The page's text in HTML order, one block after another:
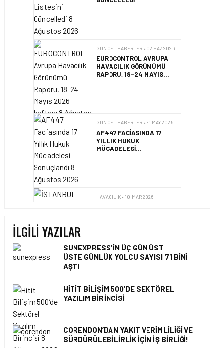
HAVACILIK GÖRÜNÜMÜ
RAPORU, 18-24 MAYIS
2026 HAFTASI
AF447 FACIASINDA 17
YILLIK HUKUK
MÜCADELESI
SONUÇLANDI
DEVLERI GÖKYÜZÜNDE
YARIŞIYOR
GÜNCEL HABERLER • 22 TEM 2026
İLGILI YAZILAR
SUNEXPRESS’IN ÜÇ GÜN ÜST
ÜSTE GÜNLÜK YOLCU SAYISI 71 BINI
AŞTI
HITIT BILIŞIM 500’DE SEKTÖREL
YAZILIM BIRINCISI
CORENDON’DAN YAKIT VERIMLILIĞI VE
SÜRDÜRÜLEBILIRLIK IÇIN İŞ BIRLIĞI!